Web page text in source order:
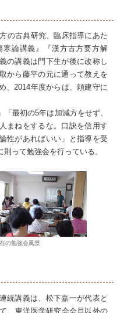
の古典研究、臨床指導にあた
論講義』『漢方古方要方解
の講義は門下生が後に改称し
から藤平の元に通って教えを
、2014年度からは、頼建守に
最初の5年は加減方をせず、
まねをするな。口訣を信用す
性があればいい」と指導を受
って勉強会を行っている。
の勉強会風景
続講義は、松下嘉一が代表と
、東洋医学研究会会員以外の